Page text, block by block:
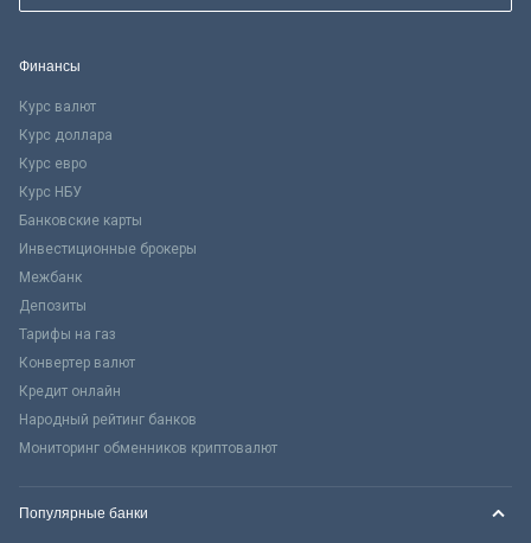
Финансы
Курс валют
Курс доллара
Курс евро
Курс НБУ
Банковские карты
Инвестиционные брокеры
Межбанк
Депозиты
Тарифы на газ
Конвертер валют
Кредит онлайн
Народный рейтинг банков
Мониторинг обменников криптовалют
Популярные банки